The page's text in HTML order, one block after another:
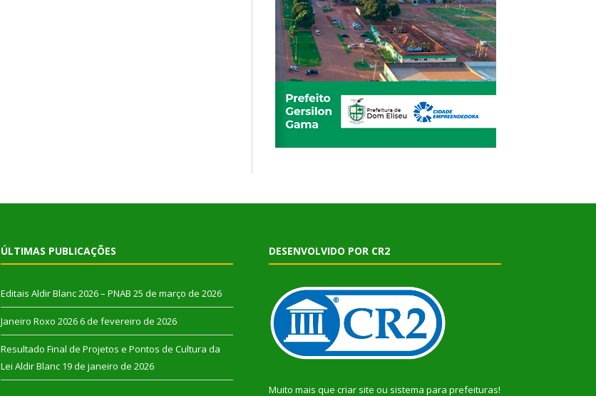
ÚLTIMAS PUBLICAÇÕES
Editais Aldir Blanc 2026 – PNAB 25 de março de 2026
Janeiro Roxo 2026 6 de fevereiro de 2026
Resultado Final de Projetos e Pontos de Cultura da
Lei Aldir Blanc 19 de janeiro de 2026
DESENVOLVIDO POR CR2
Muito mais que criar site ou sistema para prefeituras!